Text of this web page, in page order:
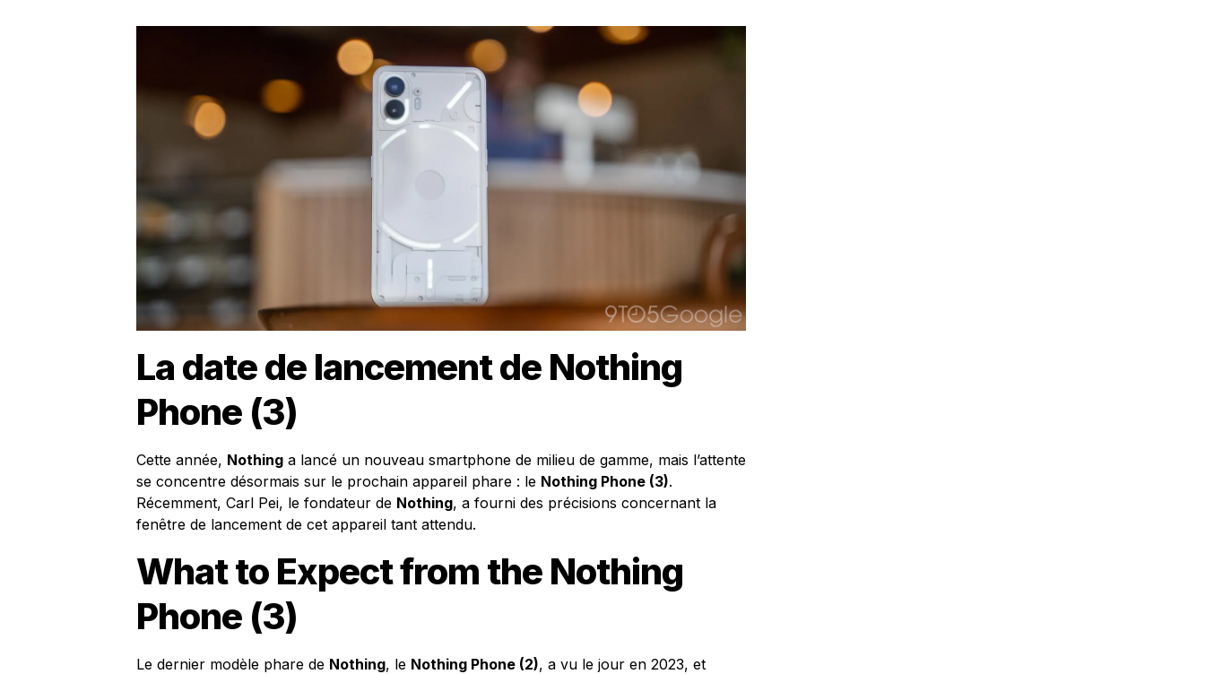
La date de lancement de Nothing
Phone (3)
Cette année, Nothing a lancé un nouveau smartphone de milieu de gamme, mais l’attente
se concentre désormais sur le prochain appareil phare : le Nothing Phone (3).
Récemment, Carl Pei, le fondateur de Nothing, a fourni des précisions concernant la
fenêtre de lancement de cet appareil tant attendu.
What to Expect from the Nothing
Phone (3)
Le dernier modèle phare de Nothing, le Nothing Phone (2), a vu le jour en 2023, et